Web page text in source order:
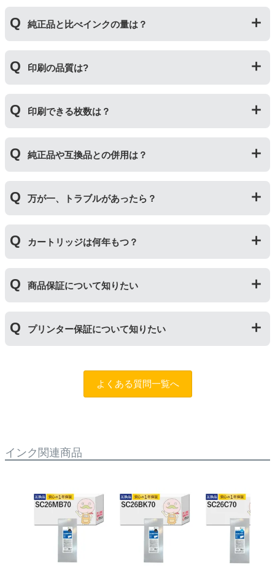
利用いただくことができます。
いる互換品です。プリンターに適合するように作られて
いますが、一部特許回避を目的に形状をあえて変更して
いる場合もございます。使用には問題ございませんので
ご安心ください。
純正品と比べインクの量は？
インク量が入っており、純正インクと同等量の印刷がで
きます。（インクが純正品より多く入っていても、必ず
しも純正より印刷数量が多くなるわけではありませ
ん。）
印刷の品質は?
の順です。
その他にも純正品、詰め替えインク、互換インクを比較
したブログ記事がございますのでよろしければご覧くだ
純正インク・互換インク・詰め替えインクの違い【まと
め】
印刷できる枚数は？
インク量が入っており、純正インクと同等量の印刷がで
きます。（インクが純正品より多く入っていても、必ず
しも純正より印刷数量が多くなるわけではありませ
ん。）印刷枚数についてはご使用環境により大きく左右
純正品や互換品との併用は？
併用してご使用いただけます。（例：よく使うブラック
は互換インク、他の色は純正インクを使う等）ただし、
他社製品の詰め替えインクやインクカートリッジとの併
用おいては、当店でテストしておりません。万が一動作
ください。
万が一、トラブルがあったら？
ご相談ください。また互換インクカートリッジには「
ふ
たつの保証」を設けております。商品はご購入から１年
以内、ご使用プリンタ―についてもプリンターご購入か
ら１年以内であれば保証の適用が可能です。
カートリッジは何年もつ？
ら１年間とさせていただいておりますので、可能な限り
保証期間内に使い切っていただくようお願いいたしま
す。また、保管の際は直射日光の当たらない冷暗所での
保管をお願いいたします。
商品保証について知りたい
保証期間：ご購入日から１年間
トラブルが発生した際、サポートスタッフにご相談のう
品返金を承る制度です。
※商品の不具合ではなく、プリンターの操作方法によっ
て改善する場合もありますので、まずは当店までご相談
・商品を返送する前に必ず当店までご連絡をいただきサ
・保証対象となる商品を当店指定の方法で返送いただく
こと
・当店で定めた保証期間（ご購入日から1年間）を過ぎ
る前に当店へご連絡をいただくこと
・返品理由が「不要になったから」「注文を間違えた」
等お客様都合ではないこと
プリンター保証について知りたい
保証期間：プリンター本体ご購入日から１年間
当店のインクが原因でトラブルが発生し、サポートスタ
作方法によって改善する場合もありますので、まずは当
【適用条件】
・修理に出される前に、必ず当店へご連絡をいただくこ
と。
・プリンター本体が保証期間内であることを証明できる
書類（保証書や領収書など）をご提示いただくこと。
・当店の商品が原因でプリンターが故障したことがわか
よくある質問一覧へ
インク関連商品